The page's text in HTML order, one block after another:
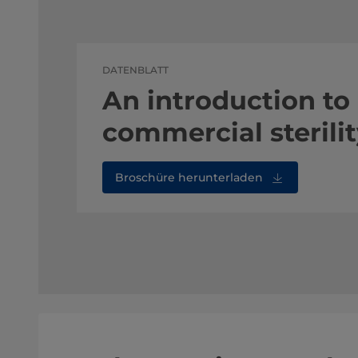
DATENBLATT
An introduction to
commercial
Broschüre herunterladen